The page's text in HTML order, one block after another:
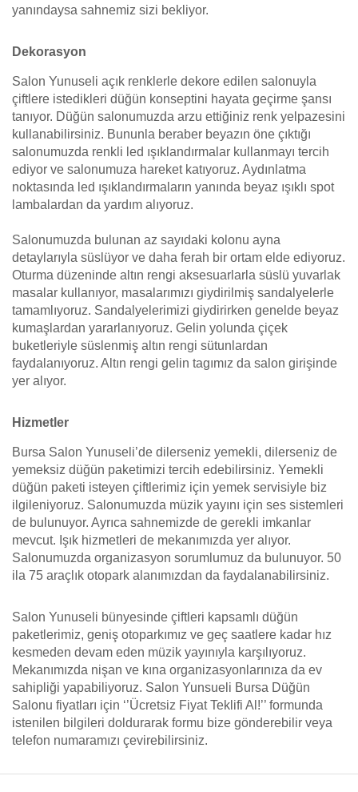
yanındaysa sahnemiz sizi bekliyor.
Dekorasyon
Salon Yunuseli açık renklerle dekore edilen salonuyla
çiftlere istedikleri düğün konseptini hayata geçirme şansı
tanıyor. Düğün salonumuzda arzu ettiğiniz renk yelpazesini
kullanabilirsiniz. Bununla beraber beyazın öne çıktığı
salonumuzda renkli led ışıklandırmalar kullanmayı tercih
ediyor ve salonumuza hareket katıyoruz. Aydınlatma
noktasında led ışıklandırmaların yanında beyaz ışıklı spot
lambalardan da yardım alıyoruz.
Salonumuzda bulunan az sayıdaki kolonu ayna
detaylarıyla süslüyor ve daha ferah bir ortam elde ediyoruz.
Oturma düzeninde altın rengi aksesuarlarla süslü yuvarlak
masalar kullanıyor, masalarımızı giydirilmiş sandalyelerle
tamamlıyoruz. Sandalyelerimizi giydirirken genelde beyaz
kumaşlardan yararlanıyoruz. Gelin yolunda çiçek
buketleriyle süslenmiş altın rengi sütunlardan
faydalanıyoruz. Altın rengi gelin tagımız da salon girişinde
yer alıyor.
Hizmetler
Bursa Salon Yunuseli’de dilerseniz yemekli, dilerseniz de
yemeksiz düğün paketimizi tercih edebilirsiniz. Yemekli
düğün paketi isteyen çiftlerimiz için yemek servisiyle biz
ilgileniyoruz. Salonumuzda müzik yayını için ses sistemleri
de bulunuyor. Ayrıca sahnemizde de gerekli imkanlar
mevcut. Işık hizmetleri de mekanımızda yer alıyor.
Salonumuzda organizasyon sorumlumuz da bulunuyor. 50
ila 75 araçlık otopark alanımızdan da faydalanabilirsiniz.
Salon Yunuseli bünyesinde çiftleri kapsamlı düğün
paketlerimiz, geniş otoparkımız ve geç saatlere kadar hız
kesmeden devam eden müzik yayınıyla karşılıyoruz.
Mekanımızda nişan ve kına organizasyonlarınıza da ev
sahipliği yapabiliyoruz. Salon Yunsueli Bursa Düğün
Salonu fiyatları için ‘’Ücretsiz Fiyat Teklifi Al!’’ formunda
istenilen bilgileri doldurarak formu bize gönderebilir veya
telefon numaramızı çevirebilirsiniz.